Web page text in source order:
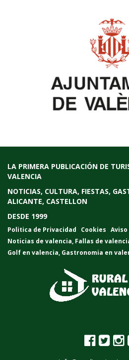
LA PRIMERA PUBLICACIÓN DE
VALENCIA
NOTICIAS, CULTURA, FIESTAS,
ALICANTE, CASTELLON
DESDE 1999
Politica de Privacidad Cookies Aviso
Noticias de valencia, Fallas de
Golf en valencia, Gastronomia en